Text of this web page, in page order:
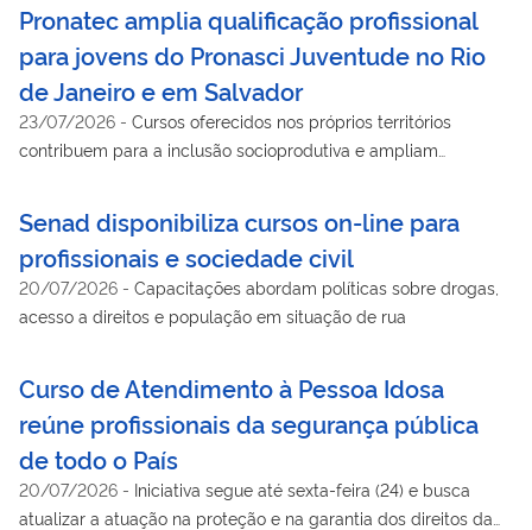
Pronatec amplia qualificação profissional
para jovens do Pronasci Juventude no Rio
de Janeiro e em Salvador
23/07/2026 - Cursos oferecidos nos próprios territórios
contribuem para a inclusão socioprodutiva e ampliam
Senad disponibiliza cursos on-line para
profissionais e sociedade civil
20/07/2026 - Capacitações abordam políticas sobre drogas,
acesso a direitos e população em situação de rua
Curso de Atendimento à Pessoa Idosa
reúne profissionais da segurança pública
de todo o País
20/07/2026 - Iniciativa segue até sexta-feira (24) e busca
atualizar a atuação na proteção e na garantia dos direitos da